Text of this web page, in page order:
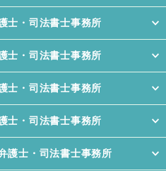
士・司法書士事務所
士・司法書士事務所
士・司法書士事務所
士・司法書士事務所
護士・司法書士事務所